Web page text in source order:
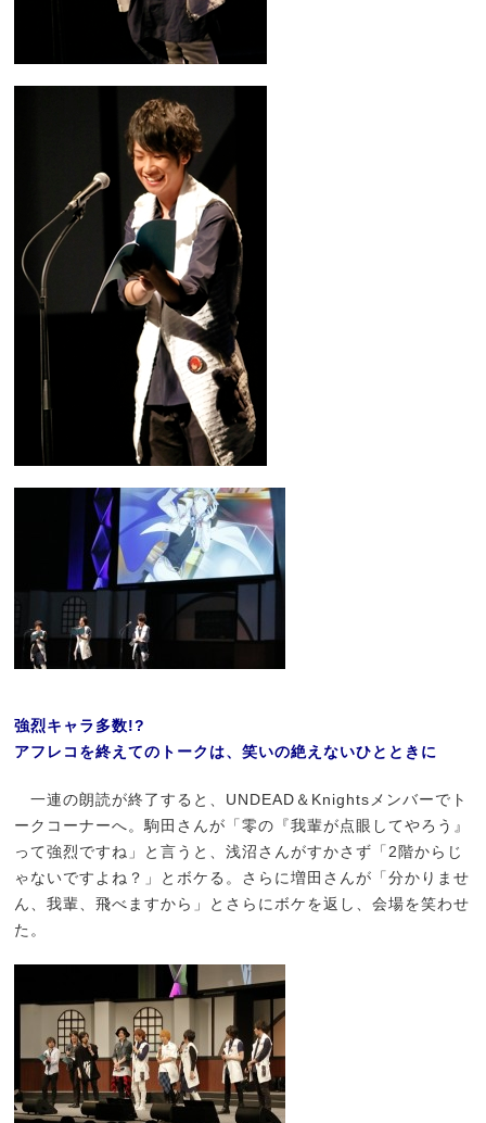
強烈キャラ多数!?
アフレコを終えてのトークは、笑いの絶えないひとときに
一連の朗読が終了すると、UNDEAD＆Knightsメンバーでト
ークコーナーへ。駒田さんが「零の『我輩が点眼してやろう』
って強烈ですね」と言うと、浅沼さんがすかさず「2階からじ
ゃないですよね？」とボケる。さらに増田さんが「分かりませ
ん、我輩、飛べますから」とさらにボケを返し、会場を笑わせ
た。